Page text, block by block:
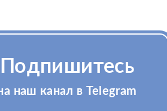
Подпишитесь
наш канал в Telegram